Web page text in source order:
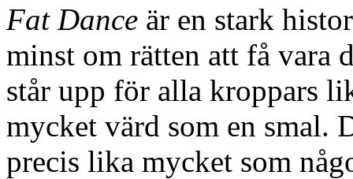
Fat Dance är en stark
minst om rätten att få vara
står upp för alla kroppars
mycket värd som en smal.
precis lika mycket som